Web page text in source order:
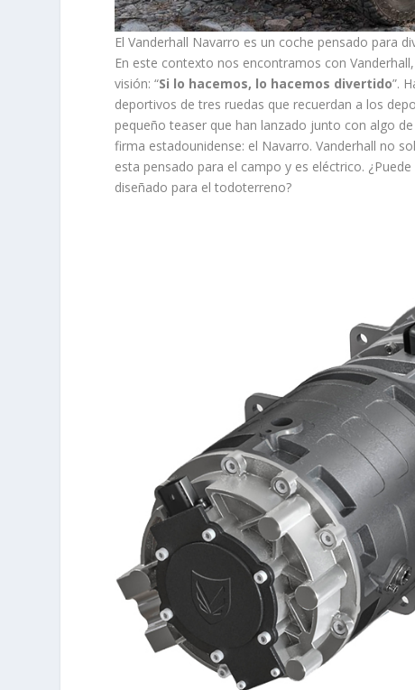
El Vanderhall Navarro es un coche pensado para
En este contexto nos encontramos con
visión: “Si lo hacemos, lo hacemos divertido”.
deportivos de tres ruedas que recuerdan a los
pequeño teaser que han lanzado junto con algo
firma estadounidense: el Navarro. Vanderhall no
esta pensado para el campo y es eléctrico.
diseñado para el todoterreno?